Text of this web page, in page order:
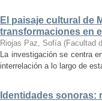
El paisaje cultural de
transformaciones en
Riojas Paz, Sofía (Facultad
La investigación se centra
interrelación a lo largo de
Identidades sonoras: